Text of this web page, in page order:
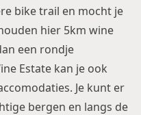
bike trail en mocht je
hier 5km wine
een rondje
Estate kan je ook
Je kunt er
bergen en langs de